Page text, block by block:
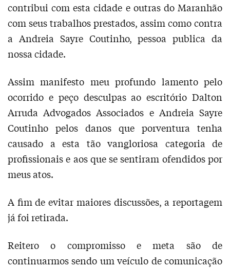
contribui com esta cidade e outras do Maranhão
com seus trabalhos prestados, assim como contra
a Andreia Sayre Coutinho, pessoa publica da
nossa cidade.
Assim manifesto meu profundo lamento pelo
ocorrido e peço desculpas ao escritório Dalton
Arruda Advogados Associados e Andreia Sayre
Coutinho pelos danos que porventura tenha
causado a esta tão vangloriosa categoria de
profissionais e aos que se sentiram ofendidos por
meus atos.
A fim de evitar maiores discussões, a reportagem
já foi retirada.
Reitero o compromisso e meta são de
continuarmos sendo um veículo de comunicação